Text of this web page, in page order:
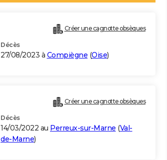
Créer une cagnotte obsèques
Décès
27/08/2023 à Compiègne (Oise)
Créer une cagnotte obsèques
Décès
14/03/2022 au Perreux-sur-Marne (Val-
de-Marne)